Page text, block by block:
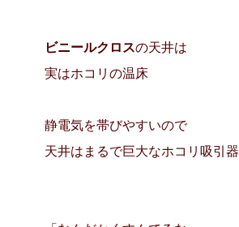
ビニールクロスの天井は
実はホコリの温床
静電気を帯びやすいので
天井はまるで巨大なホコリ吸引器